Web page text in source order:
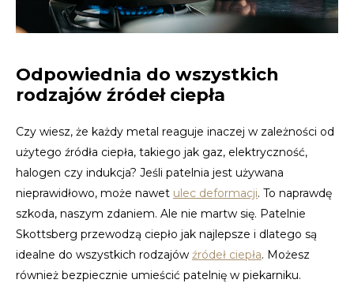
Odpowiednia do wszystkich
rodzajów źródeł ciepła
Czy wiesz, że każdy metal reaguje inaczej w zależności od
użytego źródła ciepła, takiego jak gaz, elektryczność,
halogen czy indukcja? Jeśli patelnia jest używana
nieprawidłowo, może nawet ulec deformacji. To naprawdę
szkoda, naszym zdaniem. Ale nie martw się. Patelnie
Skottsberg przewodzą ciepło jak najlepsze i dlatego są
idealne do wszystkich rodzajów źródeł ciepła. Możesz
również bezpiecznie umieścić patelnię w piekarniku.